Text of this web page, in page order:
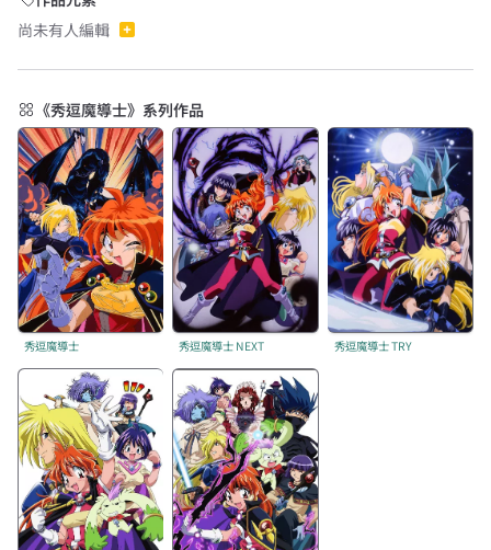
尚未有人編輯
《秀逗魔導士》系列作品
秀逗魔導士 秀逗魔導士 NEXT 秀逗魔導士 TRY